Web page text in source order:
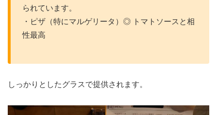
られています。
・ピザ（特にマルゲリータ）◎ トマトソースと相
性最高
しっかりとしたグラスで提供されます。